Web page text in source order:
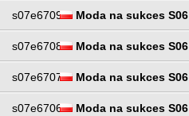
s07e6709 Moda na sukces S06
s07e6708 Moda na sukces S06
s07e6707 Moda na sukces S06
s07e6706 Moda na sukces S06